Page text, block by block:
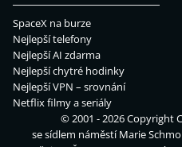
SpaceX na burze
Nejlepší telefony
Nejlepší AI zdarma
Nejlepší chytré hodinky
Nejlepší VPN – srovnání
Netflix filmy a seriály
© 2001 - 2026 Copyright
se sídlem náměstí Marie